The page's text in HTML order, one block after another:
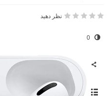
نظر دهید
0